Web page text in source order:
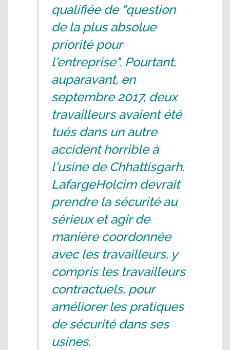
qualifiée de "question
de la plus absolue
priorité pour
l'entreprise". Pourtant,
auparavant, en
septembre 2017, deux
travailleurs avaient été
tués dans un autre
accident horrible à
l'usine de Chhattisgarh.
LafargeHolcim devrait
prendre la sécurité au
sérieux et agir de
manière coordonnée
avec les travailleurs, y
compris les travailleurs
contractuels, pour
améliorer les pratiques
de sécurité dans ses
usines.